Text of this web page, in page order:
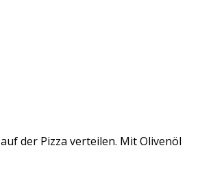
der Pizza verteilen. Mit Olivenöl